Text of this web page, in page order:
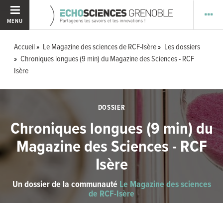
MENU
Accueil Le Magazine des sciences de RCF-Isère
Les dossiers
Chroniques longues (9 min) du Magazine des Sciences - RCF
Isère
DOSSIER
Chroniques longues (9 min) du
Magazine des Sciences - RCF
Isère
Un dossier de la communauté Le Magazine des sciences
de RCF-Isère